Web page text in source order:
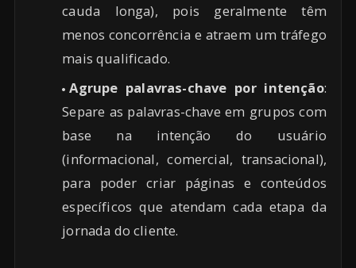
cauda longa), pois geralmente têm
menos concorrência e atraem um tráfego
mais qualificado.
Agrupe palavras-chave por intenção:
Separe as palavras-chave em grupos com
base na intenção do usuário
(informacional, comercial, transacional),
para poder criar páginas e conteúdos
específicos que atendam cada etapa da
jornada do cliente.